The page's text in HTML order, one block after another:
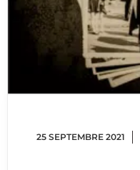
25 SEPTEMBRE 2021